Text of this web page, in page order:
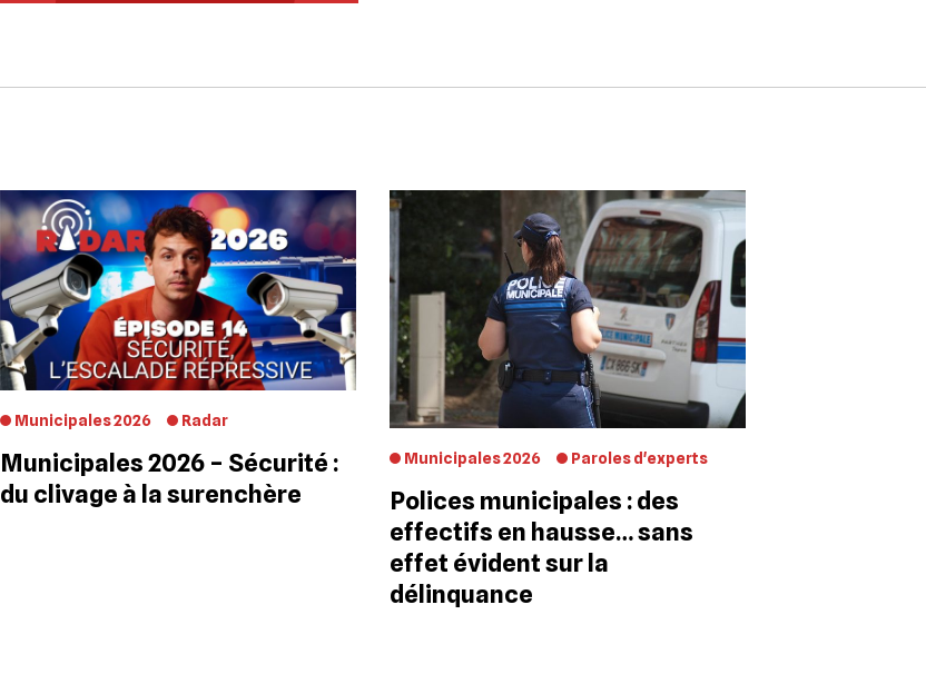
Municipales 2026 Radar
Municipales 2026 – Sécurité :
du clivage à la surenchère
Municipales 2026 Paroles d'experts
Polices municipales : des
effectifs en hausse… sans
effet évident sur la
délinquance